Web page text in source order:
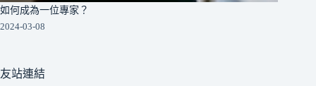
如何成為一位專家？
2024-03-08
友站連結